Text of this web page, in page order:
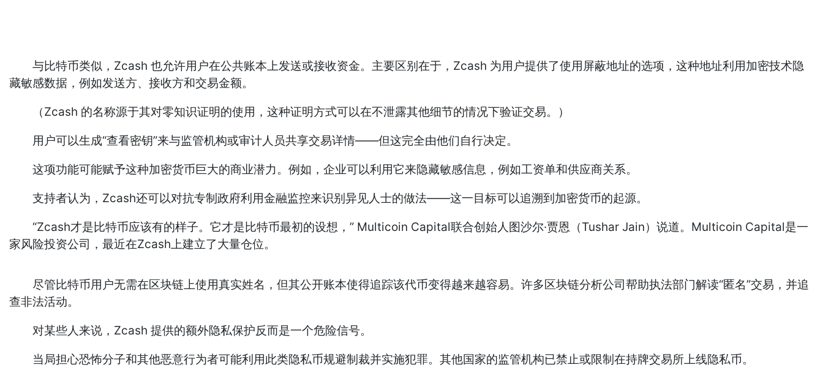
与比特币类似，Zcash 也允许用户在公共账本上发送或接收资金。主要区别在于，Zcash 为用户提供了使用屏蔽地址的选项，这种地址利用加密技术隐
藏敏感数据，例如发送方、接收方和交易金额。
（Zcash 的名称源于其对零知识证明的使用，这种证明方式可以在不泄露其他细节的情况下验证交易。）
用户可以生成“查看密钥”来与监管机构或审计人员共享交易详情——但这完全由他们自行决定。
这项功能可能赋予这种加密货币巨大的商业潜力。例如，企业可以利用它来隐藏敏感信息，例如工资单和供应商关系。
支持者认为，Zcash还可以对抗专制政府利用金融监控来识别异见人士的做法——这一目标可以追溯到加密货币的起源。
“Zcash才是比特币应该有的样子。它才是比特币最初的设想，” Multicoin Capital联合创始人图沙尔·贾恩（Tushar Jain）说道。Multicoin Capital是一
家风险投资公司，最近在Zcash上建立了大量仓位。
尽管比特币用户无需在区块链上使用真实姓名，但其公开账本使得追踪该代币变得越来越容易。许多区块链分析公司帮助执法部门解读“匿名”交易，并追
查非法活动。
对某些人来说，Zcash 提供的额外隐私保护反而是一个危险信号。
当局担心恐怖分子和其他恶意行为者可能利用此类隐私币规避制裁并实施犯罪。其他国家的监管机构已禁止或限制在持牌交易所上线隐私币。